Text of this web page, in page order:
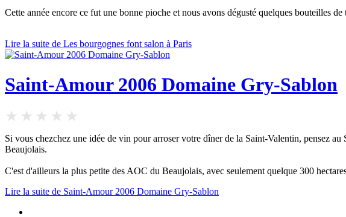
Cette année encore ce fut une bonne pioche et nous avons dégusté quelques bouteilles
Lire la suite de Les bourgognes font salon à Paris
Saint-Amour 2006 Domaine Gry-Sablon
Si vous chezchez une idée de vin pour arroser votre dîner de la Saint-Valentin, pensez
Beaujolais.
C'est d'ailleurs la plus petite des AOC du Beaujolais, avec seulement quelque 300
Lire la suite de Saint-Amour 2006 Domaine Gry-Sablon